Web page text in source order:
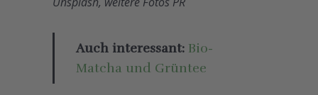
Auch interessant: Bio-
Matcha und Grüntee